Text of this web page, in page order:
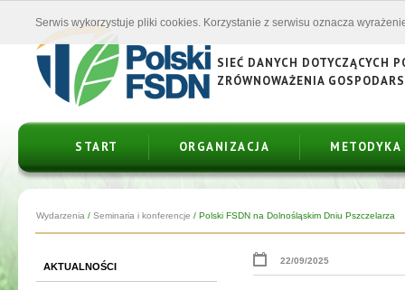
SIEĆ DANYCH DOTYCZĄCYCH
ZRÓWNOWAŻENIA
START ORGANIZACJA METODYKA
Wydarzenia / Seminaria i konferencje / Polski FSDN na Dolnośląskim Dniu Pszczelarza
AKTUALNOŚCI
22/09/2025
Serwis wykorzystuje pliki cookies. Korzystanie z serwisu oznacza